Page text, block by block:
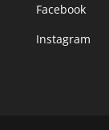
Facebook
Instagram